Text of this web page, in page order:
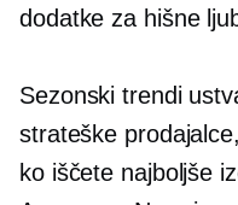
dodatke za hišne
Sezonski trendi
strateške
ko iščete najboljše